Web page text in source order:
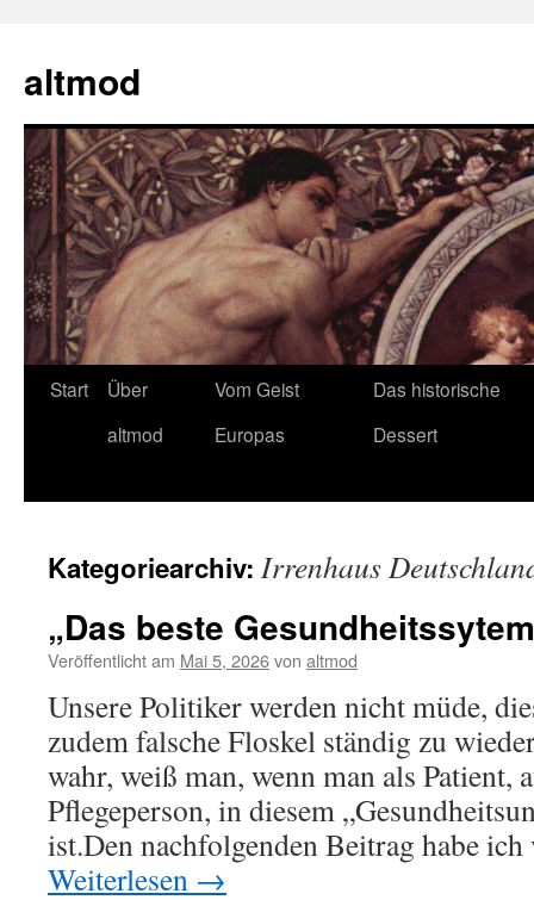
springen
altmod
Start
Über
altmod
Vom Geist
Europas
Das historische
Dessert
Kategoriearchiv: Irrenhaus
„Das beste
Veröffentlicht am Mai 5, 2026von altmod
Unsere Politiker werden nicht müde,
zudem falsche Floskel ständig zu
wahr, weiß man, wenn man als Patient,
Pflegeperson, in diesem
ist.Den nachfolgenden Beitrag habe
Weiterlesen →